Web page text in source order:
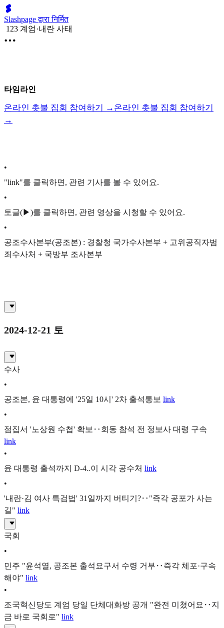
Slashpage द्वारा निर्मित
123 계엄·내란 사태
타임라인
온라인 촛불 집회 참여하기 → 온라인 촛불 집회 참여하기
→
•
"link"를 클릭하면, 관련 기사를 볼 수 있어요.
•
토글(▶)를 클릭하면, 관련 영상을 시청할 수 있어요.
•
공조수사본부(공조본) : 경찰청 국가수사본부 + 고위공직자범
죄수사처 + 국방부 조사본부
2024-12-21 토
수사
•
공조본, 윤 대통령에 '25일 10시' 2차 출석통보 link
•
점집서 '노상원 수첩' 확보‥회동 참석 전 정보사 대령 구속
link
•
윤 대통령 출석까지 D-4‥이 시각 공수처 link
•
'내란·김 여사 특검법' 31일까지 버티기?‥"즉각 공포가 사는
길" link
국회
•
민주 "윤석열, 공조본 출석요구서 수령 거부‥즉각 체포·구속
해야" link
•
조국혁신당도 계엄 당일 단체대화방 공개 "완전 미쳤어요‥지
금 바로 국회로" link